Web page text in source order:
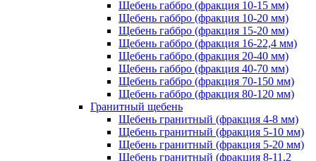
Щебень габбро (фракция 10-15 мм)
Щебень габбро (фракция 10-20 мм)
Щебень габбро (фракция 15-20 мм)
Щебень габбро (фракция 16-22,4 мм)
Щебень габбро (фракция 20-40 мм)
Щебень габбро (фракция 40-70 мм)
Щебень габбро (фракция 70-150 мм)
Щебень габбро (фракция 80-120 мм)
Гранитный щебень
Щебень гранитный (фракция 4-8 мм)
Щебень гранитный (фракция 5-10 мм)
Щебень гранитный (фракция 5-20 мм)
Щебень гранитный (фракция 8-11,2